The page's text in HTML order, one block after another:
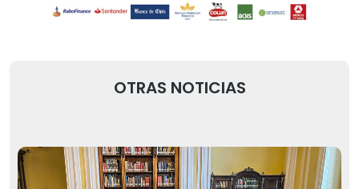
OTRAS NOTICIAS